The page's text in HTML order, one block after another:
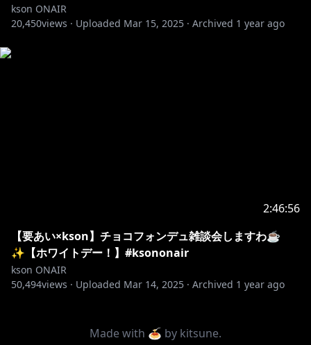
kson ONAIR
20,450views · Uploaded Mar 15, 2025 · Archived 1 year ago
2:46:56
【要あい×kson】チョコフォンデュ雑談会しますわ☕
✨【ホワイトデー！】#ksononair
kson ONAIR
50,494views · Uploaded Mar 14, 2025 · Archived 1 year ago
Made with 🍝 by kitsune.